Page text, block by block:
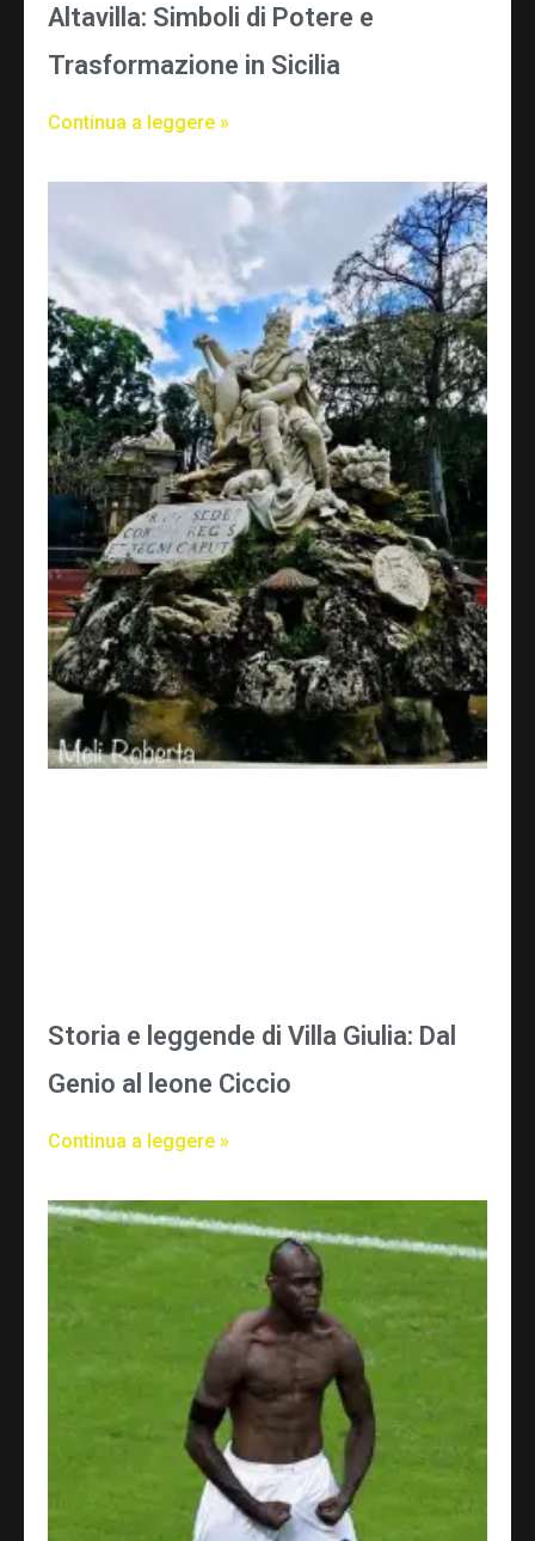
Altavilla: Simboli di Potere e
Trasformazione in Sicilia
Continua a leggere »
Storia e leggende di Villa Giulia: Dal
Genio al leone Ciccio
Continua a leggere »